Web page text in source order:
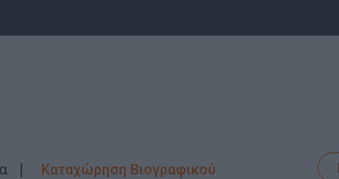
Καταχώρηση Βιογραφικού